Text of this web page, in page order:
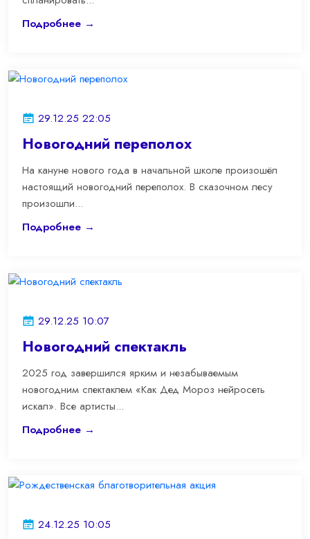
Подробнее →
29.12.25 22:05
Новогодний переполох
На кануне нового года в начальной школе произошёл
настоящий новогодний переполох. В сказочном лесу
произошли...
Подробнее →
29.12.25 10:07
Новогодний спектакль
2025 год завершился ярким и незабываемым
новогодним спектаклем «Как Дед Мороз нейросеть
искал». Все артисты...
Подробнее →
24.12.25 10:05